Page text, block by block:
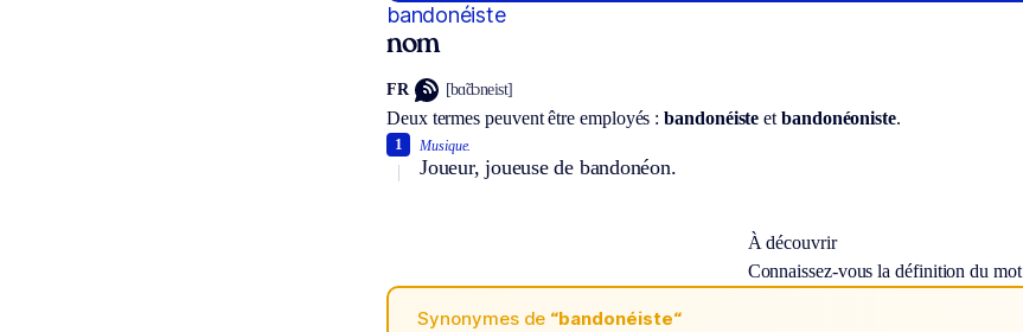
bandonéiste
nom
FR [bɑ̃dɔneist]
Deux termes peuvent être employés :bandonéiste et bandonéoniste.
Musique.
Joueur, joueuse de bandonéon.
1
À découvrir
Connaissez-vous la définition du mot
Synonymes de “bandonéiste“